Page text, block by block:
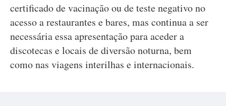
certificado de vacinação ou de teste negativo no
acesso a restaurantes e bares, mas continua a ser
necessária essa apresentação para aceder a
discotecas e locais de diversão noturna, bem
como nas viagens interilhas e internacionais.